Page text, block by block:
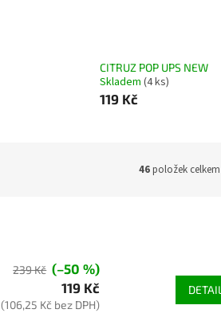
CITRUZ POP UPS NEW
Skladem (4 ks)
119 Kč
46položek celkem
239 Kč (–50 %)
119 Kč
(106,25 Kč bez DPH)
DETAIL